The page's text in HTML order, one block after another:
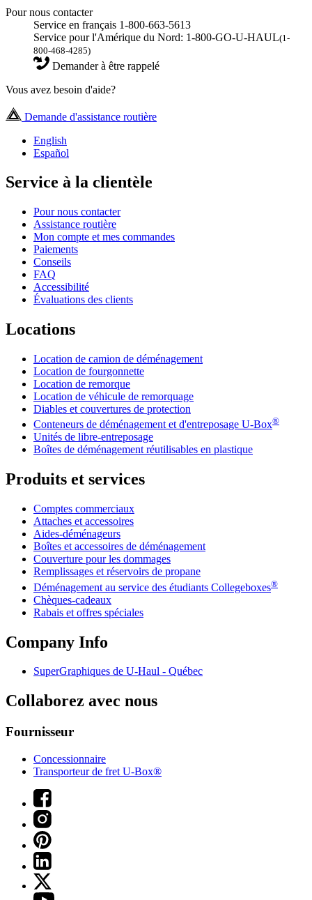
Pour nous contacter
Service en français 1-800-663-5613
Service pour l'Amérique du Nord: 1-800-GO-U-HAUL(1-
800-468-4285)
Demander à être rappelé
Vous avez besoin d'aide?
Demande d'assistance routière
English
Español
Service à la clientèle
Pour nous contacter
Assistance routière
Mon compte et mes commandes
Paiements
Conseils
FAQ
Accessibilité
Évaluations des clients
Locations
Location de camion de déménagement
Location de fourgonnette
Location de remorque
Location de véhicule de remorquage
Diables et couvertures de protection
Conteneurs de déménagement et d'entreposage U-Box®
Unités de libre-entreposage
Boîtes de déménagement réutilisables en plastique
Produits et services
Comptes commerciaux
Attaches et accessoires
Aides-déménageurs
Boîtes et accessoires de déménagement
Couverture pour les dommages
Remplissages et réservoirs de propane
Déménagement au service des étudiants Collegeboxes®
Chèques-cadeaux
Rabais et offres spéciales
Company Info
SuperGraphiques de U-Haul - Québec
Collaborez avec nous
Fournisseur
Concessionnaire
Transporteur de fret U-Box®